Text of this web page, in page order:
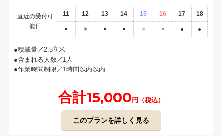
直近の受付可
能日
11 12 13 14 15 16 17 18
× × × × × × ● ●
積載量／2.5立米
含まれる人数／1人
作業時間制限／1時間以内以内
合計15,000円（税込）
このプランを詳しく見る